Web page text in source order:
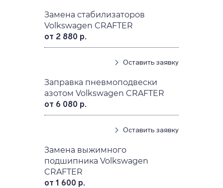
Замена стабилизаторов
Volkswagen CRAFTER
от 2 880 р.
Оставить заявку
Заправка пневмоподвески
азотом Volkswagen CRAFTER
от 6 080 р.
Оставить заявку
Замена выжимного
подшипника Volkswagen
CRAFTER
от 1 600 р.